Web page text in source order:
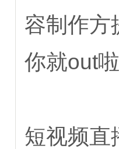
容制作方
你就out
短视频直